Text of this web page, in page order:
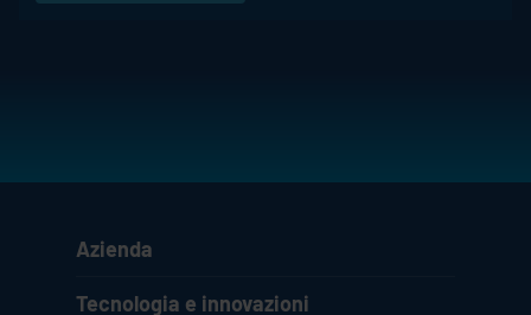
Azienda
Tecnologia e innovazioni